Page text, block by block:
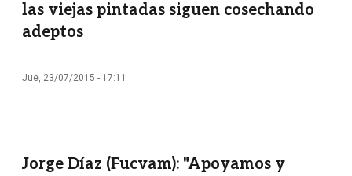
las viejas pintadas siguen cosechando
adeptos
Jue, 23/07/2015 - 17:11
Jorge Díaz (Fucvam): "Apoyamos y